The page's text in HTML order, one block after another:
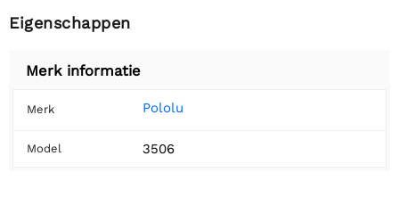
Eigenschappen
Merk informatie
Merk Pololu
Model 3506